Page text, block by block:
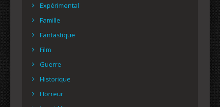
Expérimental
Famille
Fantastique
Film
Guerre
Historique
Horreur